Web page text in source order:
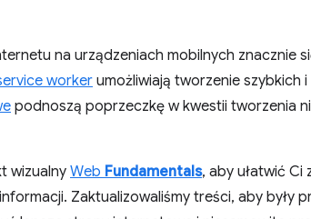
na urządzeniach mobilnych znacznie
worker umożliwiają tworzenie szybkich
podnoszą poprzeczkę w kwestii tworzenia
wizualny Web Fundamentals, aby ułatwić Ci
Zaktualizowaliśmy treści, aby były